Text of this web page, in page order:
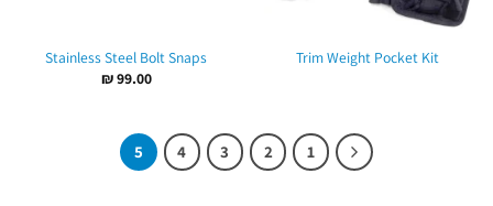
Trim Weight Pocket Kit
Stainless Steel Bolt Snaps
₪99.00
1
2
3
4
5